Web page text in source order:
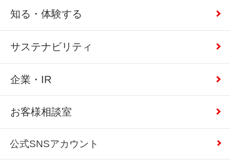
知る・体験する
サステナビリティ
企業・IR
お客様相談室
公式SNSアカウント